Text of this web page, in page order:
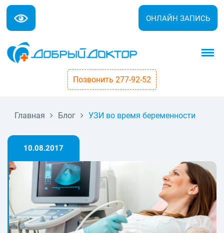
ОНЛАЙН ЗАПИСЬ
Позвонить 277-92-52
Главная Блог УЗИ во время беременности
10.08.2017